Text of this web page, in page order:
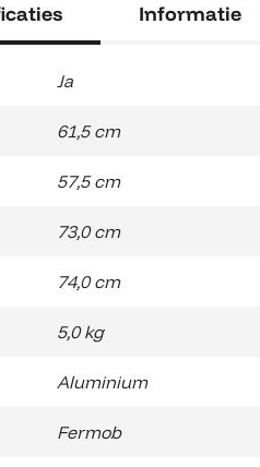
Informatie
Ja
61,5 cm
57,5 cm
73,0 cm
74,0 cm
5,0 kg
Aluminium
Fermob